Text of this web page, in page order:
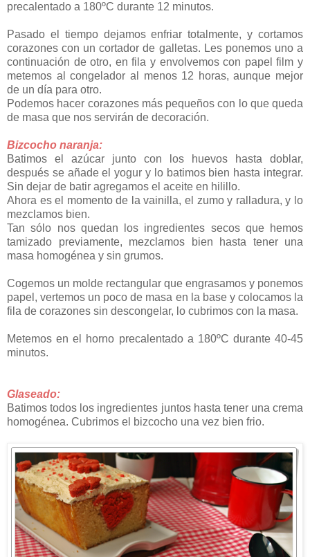
precalentado a 180ºC durante 12 minutos.
Pasado el tiempo dejamos enfriar totalmente, y cortamos
corazones con un cortador de galletas. Les ponemos uno a
continuación de otro, en fila y envolvemos con papel film y
metemos al congelador al menos 12 horas, aunque mejor
de un día para otro.
Podemos hacer corazones más pequeños con lo que queda
de masa que nos servirán de decoración.
Bizcocho naranja:
Batimos el azúcar junto con los huevos hasta doblar,
después se añade el yogur y lo batimos bien hasta integrar.
Sin dejar de batir agregamos el aceite en hilillo.
Ahora es el momento de la vainilla, el zumo y ralladura, y lo
mezclamos bien.
Tan sólo nos quedan los ingredientes secos que hemos
tamizado previamente, mezclamos bien hasta tener una
masa homogénea y sin grumos.
Cogemos un molde rectangular que engrasamos y ponemos
papel, vertemos un poco de masa en la base y colocamos la
fila de corazones sin descongelar, lo cubrimos con la masa.
Metemos en el horno precalentado a 180ºC durante 40-45
minutos.
Glaseado:
Batimos todos los ingredientes juntos hasta tener una crema
homogénea. Cubrimos el bizcocho una vez bien frio.